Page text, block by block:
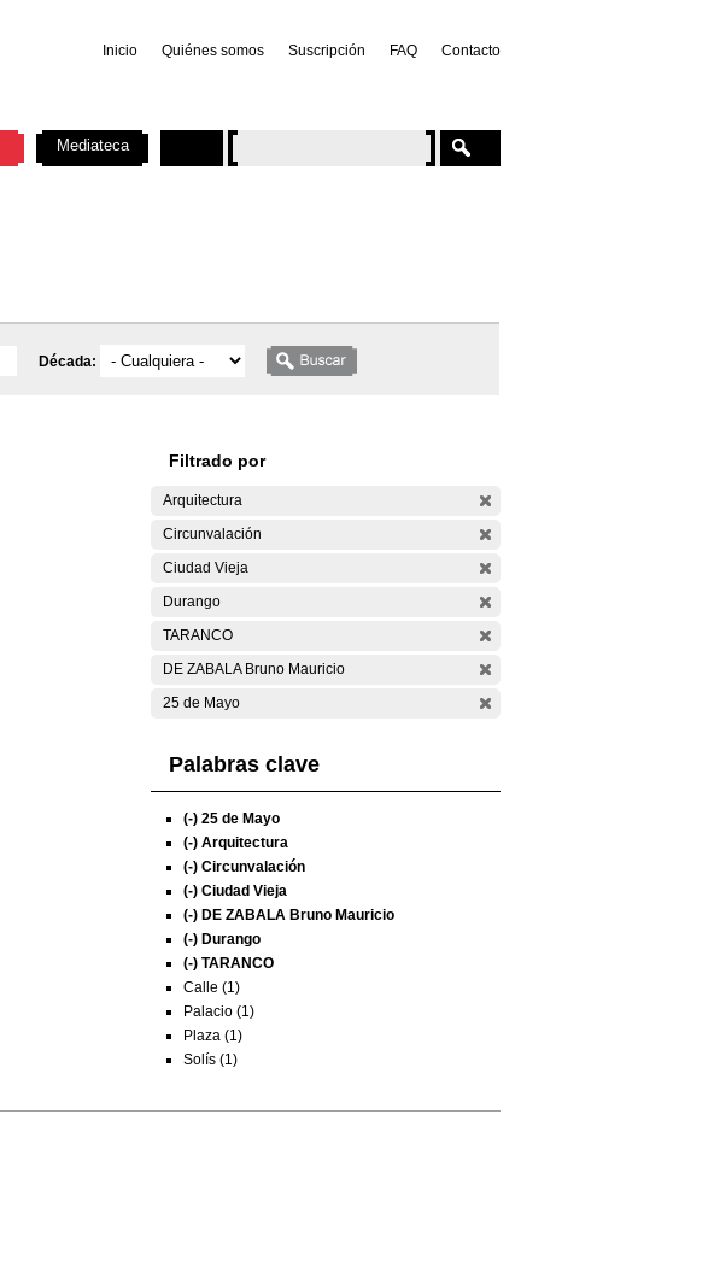
Inicio Quiénes somos Suscripción FAQ Contacto
Década:
Filtrado por
Arquitectura
Circunvalación
Ciudad Vieja
Durango
TARANCO
DE ZABALA Bruno Mauricio
25 de Mayo
Palabras clave
(-) 25 de Mayo
(-) Arquitectura
(-) Circunvalación
(-) Ciudad Vieja
(-) DE ZABALA Bruno Mauricio
(-) Durango
(-) TARANCO
Calle (1)
Palacio (1)
Plaza (1)
Solís (1)
Mediateca